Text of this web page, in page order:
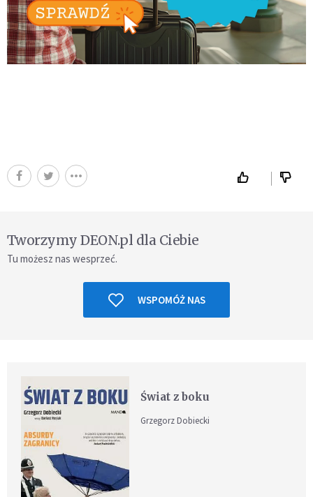
Tworzymy DEON.pl dla Ciebie
Tu możesz nas wesprzeć.
WSPOMÓŻ NAS
Świat z boku
Grzegorz Dobiecki